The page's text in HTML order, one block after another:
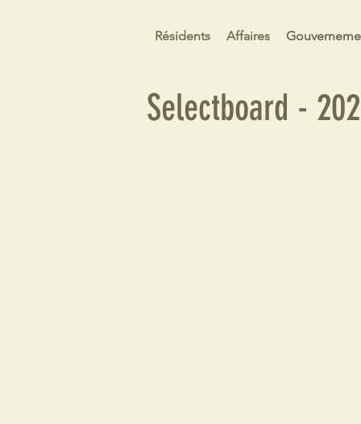
Résidents Affaires
Selectboard -